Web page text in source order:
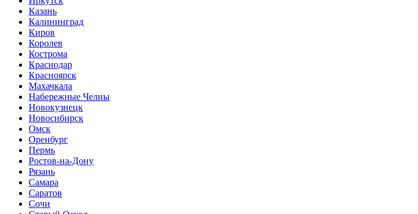
Казань
Калининград
Киров
Королев
Кострома
Краснодар
Красноярск
Махачкала
Набережные Челны
Новокузнецк
Новосибирск
Омск
Оренбург
Пермь
Ростов-на-Дону
Рязань
Самара
Саратов
Сочи